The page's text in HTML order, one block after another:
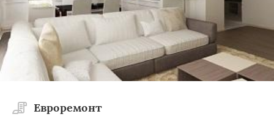
Евроремонт